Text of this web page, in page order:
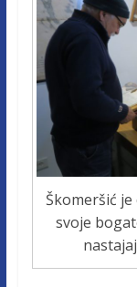
Škomeršić
svoje